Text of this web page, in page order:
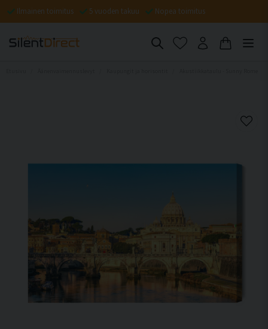
Ilmainen toimitus 5 vuoden takuu Nopea toimitus